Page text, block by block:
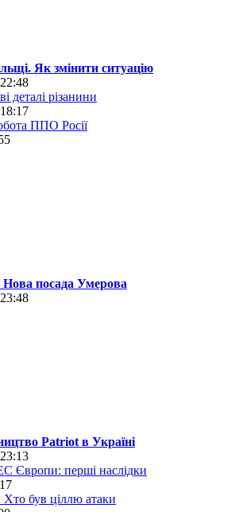
Як змінити ситуацію
деталі різанини
ППО Росії
посада Умерова
Patriot в Україні
Європи: перші наслідки
був ціллю атаки